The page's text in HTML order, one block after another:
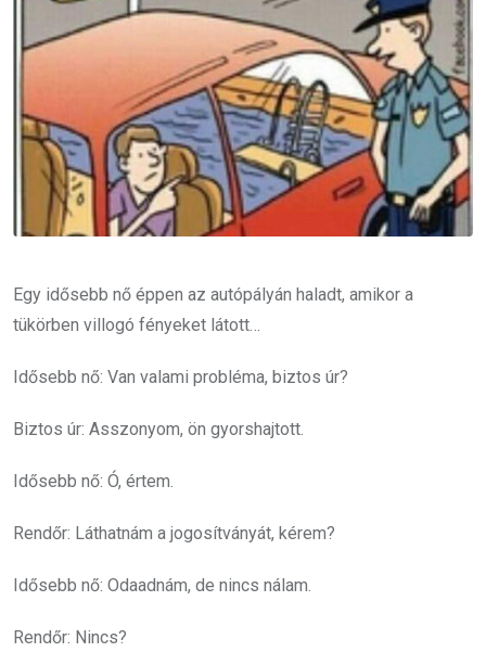
Egy idősebb nő éppen az autópályán haladt, amikor a
tükörben villogó fényeket látott…
Idősebb nő: Van valami probléma, biztos úr?
Biztos úr: Asszonyom, ön gyorshajtott.
Idősebb nő: Ó, értem.
Rendőr: Láthatnám a jogosítványát, kérem?
Idősebb nő: Odaadnám, de nincs nálam.
Rendőr: Nincs?